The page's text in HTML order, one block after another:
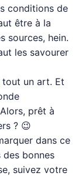
conditions de
être à la
sources, hein.
les savourer
tout un art. Et
prêt à
? 😉
dans ce
bonnes
suivez votre